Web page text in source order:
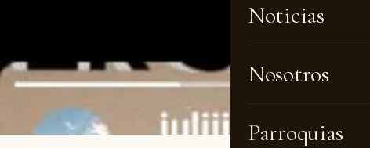
Noticias
Nosotros
Parroquias
NOTICIAS · 12